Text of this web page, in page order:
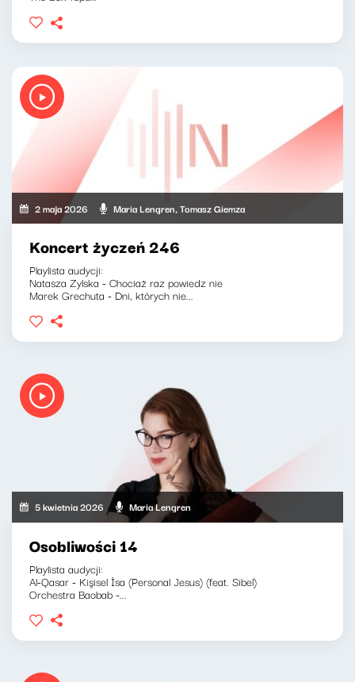
2 maja 2026 Maria Lengren, Tomasz Giemza
Koncert życzeń 246
Playlista audycji:
Natasza Zylska - Chociaż raz powiedz nie
Marek Grechuta - Dni, których nie...
5 kwietnia 2026 Maria Lengren
Osobliwości 14
Playlista audycji:
Al-Qasar - Kişisel İsa (Personal Jesus) (feat. Sibel)
Orchestra Baobab -...